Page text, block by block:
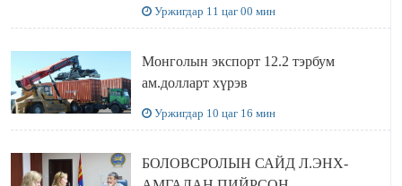
Уржигдар 11 цаг 00 мин
Монголын экспорт 12.2 тэрбум
ам.долларт хүрэв
Уржигдар 10 цаг 16 мин
БОЛОВСРОЛЫН САЙД Л.ЭНХ-